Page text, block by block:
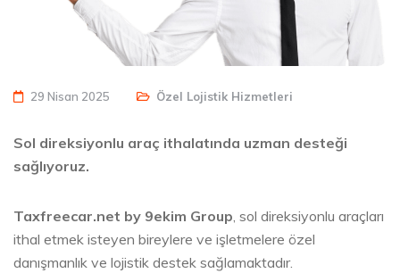
29 Nisan 2025 Özel Lojistik Hizmetleri
Sol direksiyonlu araç ithalatında uzman desteği
sağlıyoruz.
Taxfreecar.net by 9ekim Group, sol direksiyonlu araçları
ithal etmek isteyen bireylere ve işletmelere özel
danışmanlık ve lojistik destek sağlamaktadır.